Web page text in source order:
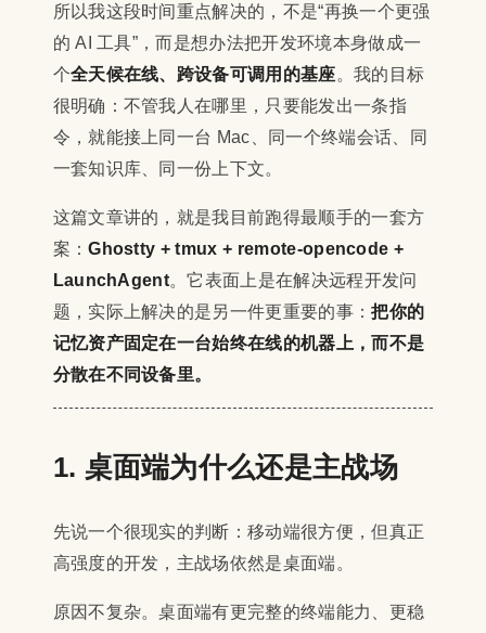
所以我这段时间重点解决的，不是“再换一个更强
的 AI 工具”，而是想办法把开发环境本身做成一
个全天候在线、跨设备可调用的基座。我的目标
很明确：不管我人在哪里，只要能发出一条指
令，就能接上同一台 Mac、同一个终端会话、同
一套知识库、同一份上下文。
这篇文章讲的，就是我目前跑得最顺手的一套方
案：Ghostty + tmux + remote-opencode +
LaunchAgent。它表面上是在解决远程开发问
题，实际上解决的是另一件更重要的事：把你的
记忆资产固定在一台始终在线的机器上，而不是
分散在不同设备里。
1. 桌面端为什么还是主战场
先说一个很现实的判断：移动端很方便，但真正
高强度的开发，主战场依然是桌面端。
原因不复杂。桌面端有更完整的终端能力、更稳